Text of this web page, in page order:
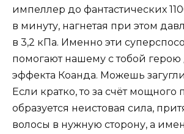
импеллер до фантастических
в минуту, нагнетая при этом
в 3,2 кПа. Именно эти
помогают нашему с тобой герою
эффекта Коанда. Можешь
Если кратко, то за счёт мощного
образуется неистовая сила,
волосы в нужную сторону, а